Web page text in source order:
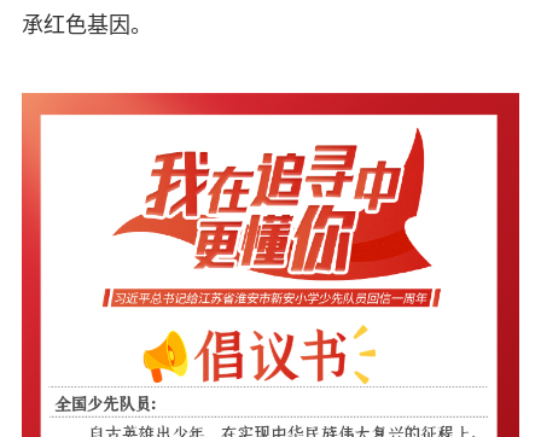
承红色基因。